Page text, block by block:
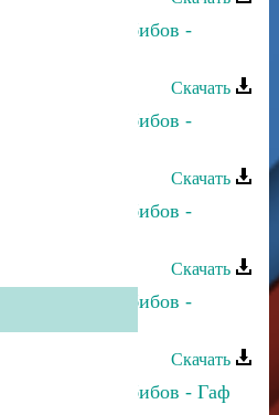
Джамбулат Хабибов -
Скачать
Джамбулат Хабибов -
Скачать
Джамбулат Хабибов -
Скачать
Джамбулат Хабибов -
Скачать
Джамбулат Хабибов - Гаф